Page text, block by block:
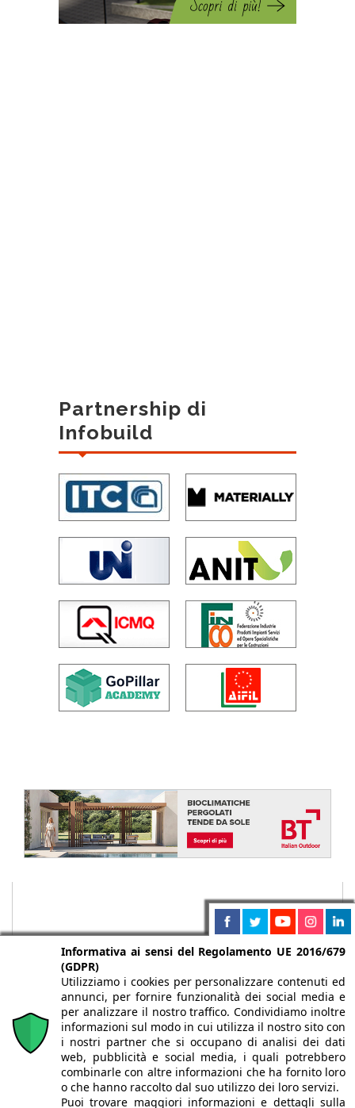
Partnership di
Infobuild
Chi siamo Autori Per la tua pubblicità
Iscriviti alla
newsletter
Informativa ai sensi del Regolamento UE 2016/679
(GDPR)
Utilizziamo i cookies per personalizzare contenuti ed
annunci, per fornire funzionalità dei social media e
per analizzare il nostro traffico. Condividiamo inoltre
informazioni sul modo in cui utilizza il nostro sito con
i nostri partner che si occupano di analisi dei dati
web, pubblicità e social media, i quali potrebbero
combinarle con altre informazioni che ha fornito loro
o che hanno raccolto dal suo utilizzo dei loro servizi.
Puoi trovare maggiori informazioni e dettagli sulla